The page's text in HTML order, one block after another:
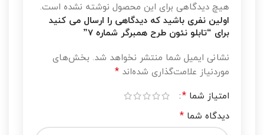
هیچ دیدگاهی برای این محصول نوشته نشده است.
اولین نفری باشید که دیدگاهی را ارسال می کنید
برای “تابلو نئون طرح همبرگر شماره 7”
نشانی ایمیل شما منتشر نخواهد شد. بخش‌های
موردنیاز علامت‌گذاری شده‌اند *
امتیاز شما *
دیدگاه شما *